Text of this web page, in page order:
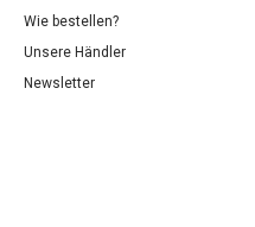
Wie bestellen?
Unsere Händler
Newsletter